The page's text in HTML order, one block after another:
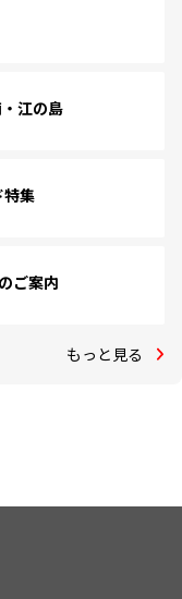
江の島
特集
ご案内
もっと見る